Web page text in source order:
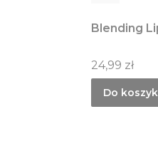
Blending
Cena
24,99 zł
Do